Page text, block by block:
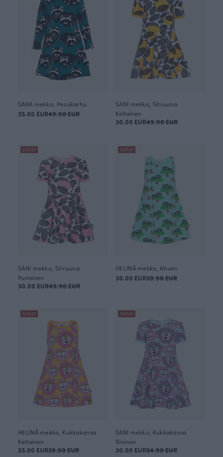
SARA mekko, Pesukarhu
35.00 EUR49.90 EUR
SANI mekko, Sitruuna
Keltainen
30.00 EUR49.90 EUR
OUTLET
SANI mekko, Sitruuna
Punainen
30.00 EUR49.90 EUR
OUTLET
HELINÄ mekko, Ahven
30.00 EUR39.90 EUR
OUTLET
HELINÄ mekko, Kukkakansa
Keltainen
25.00 EUR39.90 EUR
OUTLET
SANI mekko, Kukkakansa
Sininen
30.00 EUR54.90 EUR